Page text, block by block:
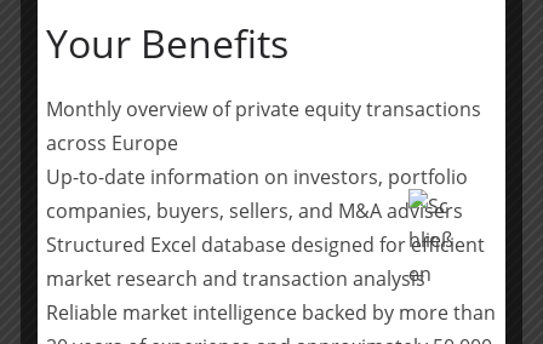
Die Löhne und Gehälter der rund 344 Mitarbeitenden
Arbeit gesichert“, fährt die vorläufige
Insolvenzverwalterin Sarah Wolf fort.
Bereits am 29. August 2025 war beim Amtsgericht
Krefeld ein vorläufiges Insolvenzverfahren über das
Vermögen der Venator Uerdingen GmbH eröffnet
worden. Dort wurde Rechtsanwalt Jan-Philipp Hoos aus
Düsseldorf zum vorläufigen Insolvenzverwalter bestellt.
Your Benefits
Monthly overview of private equity transactions
across Europe
Up-to-date information on investors, portfolio
companies, buyers, sellers, and M&A advisers
Structured Excel database designed for efficient
market research and transaction analysis
Reliable market intelligence backed by more than